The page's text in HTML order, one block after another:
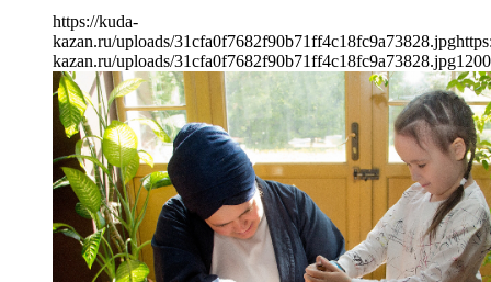
https://kuda-
kazan.ru/uploads/31cfa0f7682f90b71ff4c18fc9a73828.jpg
kazan.ru/uploads/31cfa0f7682f90b71ff4c18fc9a73828.jpg1200